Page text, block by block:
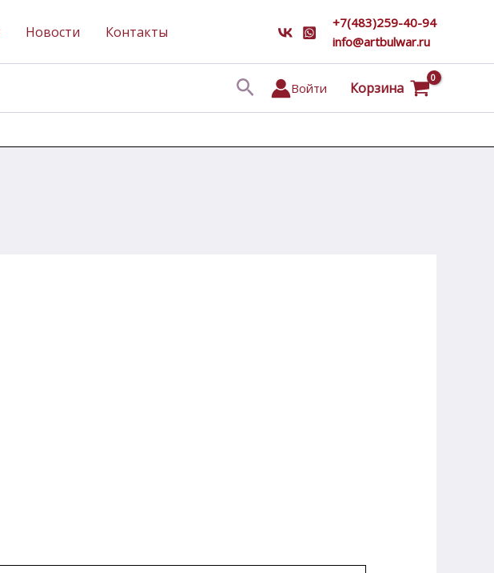
Новости Контакты
+7(483)259-40-94
info@artbulwar.ru
ПоискВойти Корзина